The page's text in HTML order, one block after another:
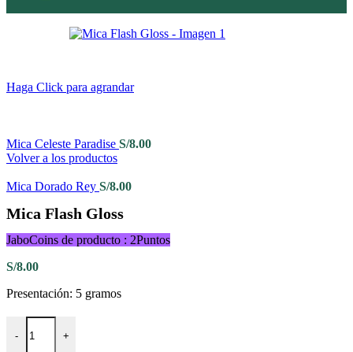
Haga Click para agrandar
Mica Celeste Paradise S/8.00
Volver a los productos
Mica Dorado Rey S/8.00
Mica Flash Gloss
JaboCoins de producto : 2Puntos
S/8.00
Presentación: 5 gramos
-
Mica Flash Gloss cantidad
+